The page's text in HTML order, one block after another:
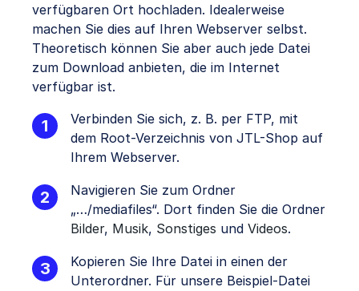
verfügbaren Ort hochladen. Idealerweise
machen Sie dies auf Ihren Webserver selbst.
Theoretisch können Sie aber auch jede Datei
zum Download anbieten, die im Internet
verfügbar ist.
Verbinden Sie sich, z. B. per FTP, mit
dem Root-Verzeichnis von JTL-Shop auf
Ihrem Webserver.
Navigieren Sie zum Ordner
„…/mediafiles“. Dort finden Sie die Ordner
Bilder, Musik, Sonstiges und Videos.
Kopieren Sie Ihre Datei in einen der
Unterordner. Für unsere Beispiel-Datei